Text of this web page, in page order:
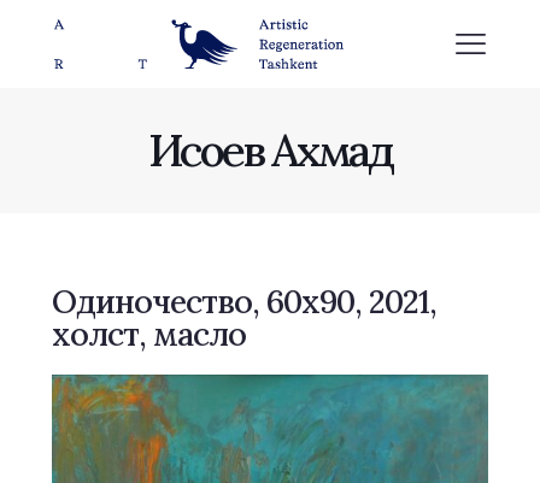
Исоев Ахмад
Одиночество, 60x90, 2021,
холст, масло